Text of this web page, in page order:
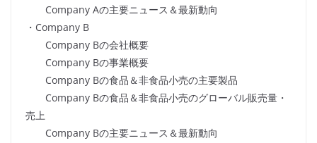
Company Aの主要ニュース＆最新動向
・Company B
Company Bの会社概要
Company Bの事業概要
Company Bの食品＆非食品小売の主要製品
Company Bの食品＆非食品小売のグローバル販売量・
売上
Company Bの主要ニュース＆最新動向